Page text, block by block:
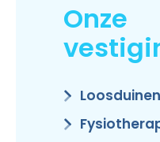
Onze
Loosduinen